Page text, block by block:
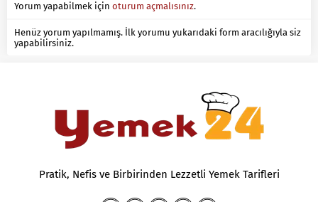
Yorum yapabilmek için oturum açmalısınız.
Henüz yorum yapılmamış. İlk yorumu yukarıdaki form aracılığıyla siz
yapabilirsiniz.
Pratik, Nefis ve Birbirinden Lezzetli Yemek Tarifleri